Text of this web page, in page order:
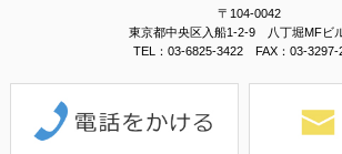
〒104-0042
東京都中央区入船1-2-9 八丁堀MFビ
TEL：03-6825-3422 FAX：03-3297-